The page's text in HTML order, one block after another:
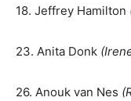
18. Jeffrey Hamilton
23. Anita Donk
26. Anouk van Nes